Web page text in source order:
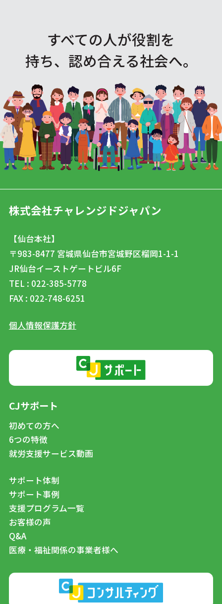
すべての人が役割を
持ち、認め合える社会へ。
株式会社チャレンジドジャパン
【仙台本社】
〒983-8477 宮城県仙台市宮城野区榴岡1-1-1
JR仙台イーストゲートビル6F
TEL : 022-385-5778
FAX : 022-748-6251
個人情報保護方針
CJサポート
初めての方へ
6つの特徴
就労支援サービス動画
サポート体制
サポート事例
支援プログラム一覧
お客様の声
Q&A
医療・福祉関係の事業者様へ